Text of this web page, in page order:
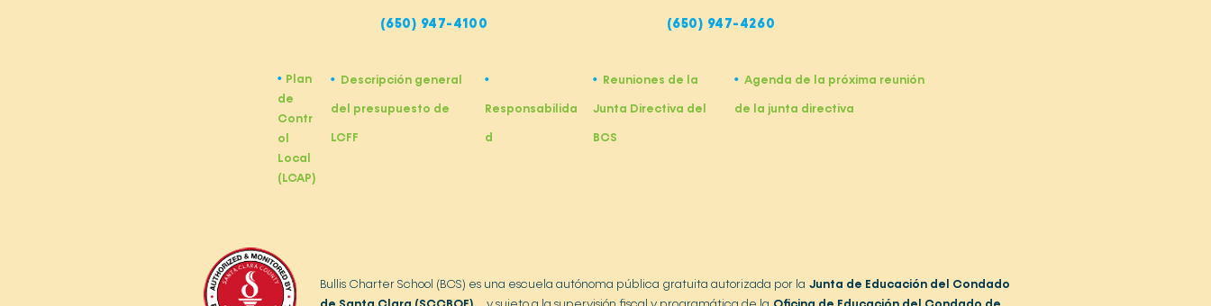
(650) 947-4100 (650) 947-4260
• Plan
de
Contr
ol
Local
(LCAP)
• Descripción general
del presupuesto de
LCFF
•
Responsabilida
d
• Reuniones de la
Junta Directiva del
BCS
• Agenda de la próxima reunión
de la junta directiva
Bullis Charter School (BCS) es una escuela autónoma pública gratuita autorizada por la Junta de Educación del Condado